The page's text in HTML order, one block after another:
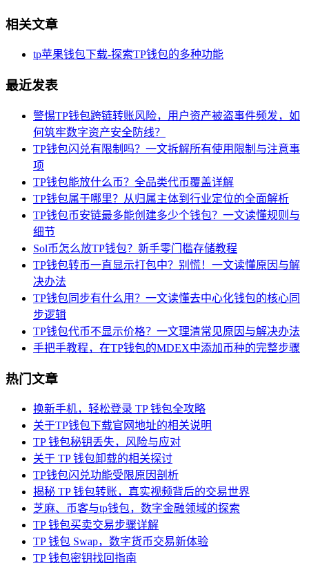
相关文章
tp苹果钱包下载-探索TP钱包的多种功能
最近发表
警惕TP钱包跨链转账风险，用户资产被盗事件频发，如
何筑牢数字资产安全防线？
TP钱包闪兑有限制吗？一文拆解所有使用限制与注意事
项
TP钱包能放什么币？全品类代币覆盖详解
TP钱包属于哪里？从归属主体到行业定位的全面解析
TP钱包币安链最多能创建多少个钱包？一文读懂规则与
细节
Sol币怎么放TP钱包？新手零门槛存储教程
TP钱包转币一直显示打包中？别慌！一文读懂原因与解
决办法
TP钱包同步有什么用？一文读懂去中心化钱包的核心同
步逻辑
TP钱包代币不显示价格？一文理清常见原因与解决办法
手把手教程，在TP钱包的MDEX中添加币种的完整步骤
热门文章
换新手机，轻松登录 TP 钱包全攻略
关于TP钱包下载官网地址的相关说明
TP 钱包秘钥丢失，风险与应对
关于 TP 钱包卸载的相关探讨
TP钱包闪兑功能受限原因剖析
揭秘 TP 钱包转账，真实视频背后的交易世界
芝麻、币客与tp钱包，数字金融领域的探索
TP 钱包买卖交易步骤详解
TP 钱包 Swap，数字货币交易新体验
TP 钱包密钥找回指南